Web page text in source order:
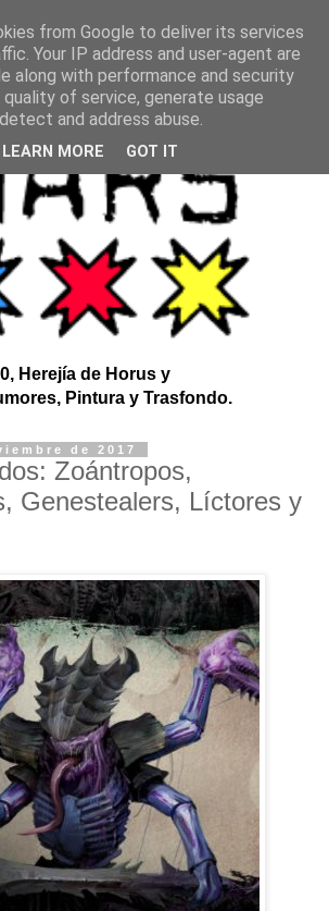
Herejía de Horus y
Pintura y Trasfondo.
de 2017
Zoántropos,
Genestealers, Líctores y
from Google to deliver its services
Your IP address and user-agent are
along with performance and security
of service, generate usage
and address abuse.
LEARN MORE GOT IT